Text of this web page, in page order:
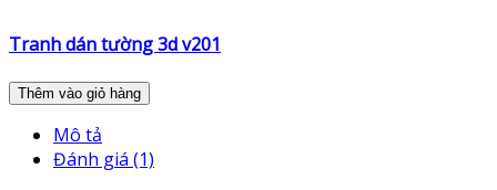
Tranh dán tường 3d v201
Thêm vào giỏ hàng
Mô tả
Đánh giá (1)